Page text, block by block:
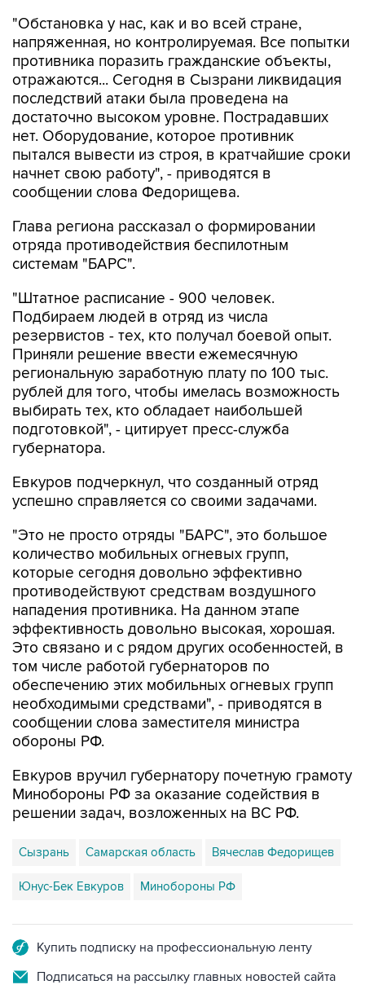
"Обстановка у нас, как и во всей стране,
напряженная, но контролируемая. Все попытки
противника поразить гражданские объекты,
отражаются... Сегодня в Сызрани ликвидация
последствий атаки была проведена на
достаточно высоком уровне. Пострадавших
нет. Оборудование, которое противник
пытался вывести из строя, в кратчайшие сроки
начнет свою работу", - приводятся в
сообщении слова Федорищева.
Глава региона рассказал о формировании
отряда противодействия беспилотным
системам "БАРС".
"Штатное расписание - 900 человек.
Подбираем людей в отряд из числа
резервистов - тех, кто получал боевой опыт.
Приняли решение ввести ежемесячную
региональную заработную плату по 100 тыс.
рублей для того, чтобы имелась возможность
выбирать тех, кто обладает наибольшей
подготовкой", - цитирует пресс-служба
губернатора.
Евкуров подчеркнул, что созданный отряд
успешно справляется со своими задачами.
"Это не просто отряды "БАРС", это большое
количество мобильных огневых групп,
которые сегодня довольно эффективно
противодействуют средствам воздушного
нападения противника. На данном этапе
эффективность довольно высокая, хорошая.
Это связано и с рядом других особенностей, в
том числе работой губернаторов по
обеспечению этих мобильных огневых групп
необходимыми средствами", - приводятся в
сообщении слова заместителя министра
обороны РФ.
Евкуров вручил губернатору почетную грамоту
Минобороны РФ за оказание содействия в
решении задач, возложенных на ВС РФ.
Сызрань Самарская область Вячеслав Федорищев
Юнус-Бек Евкуров Минобороны РФ
Купить подписку на профессиональную ленту
Подписаться на рассылку главных новостей сайта